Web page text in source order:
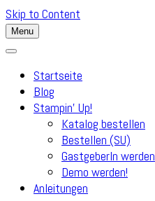
Skip to Content
Menu
Startseite
Blog
Stampin’ Up!
Katalog bestellen
Bestellen (SU)
GastgeberIn werden
Demo werden!
Anleitungen